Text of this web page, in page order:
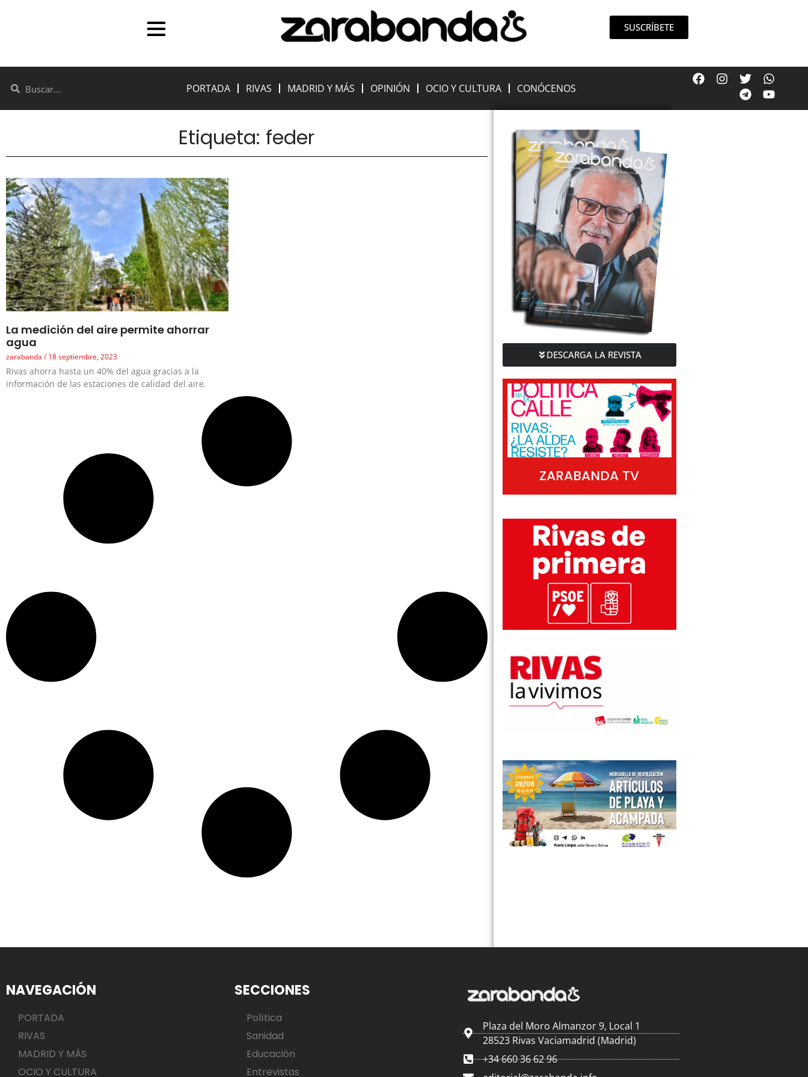
SUSCRÍBETE
PORTADA RIVAS MADRID Y MÁS OPINIÓN OCIO Y CULTURA CONÓCENOS
Etiqueta: feder
La medición del aire permite ahorrar
agua
zarabanda 18 septiembre, 2023
Rivas ahorra hasta un 40% del agua gracias a la
información de las estaciones de calidad del aire.
DESCARGA LA REVISTA
ZARABANDA TV
NAVEGACIÓN
PORTADA
RIVAS
MADRID Y MÁS
OCIO Y CULTURA
SECCIONES
Política
Sanidad
Educación
Entrevistas
Plaza del Moro Almanzor 9, Local 1
28523 Rivas Vaciamadrid (Madrid)
+34 660 36 62 96